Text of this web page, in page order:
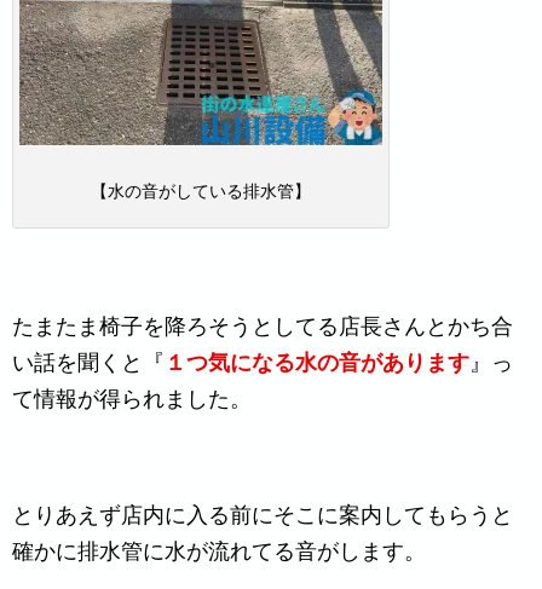
【水の音がしている排水管】
たまたま椅子を降ろそうとしてる店長さんとかち合
い話を聞くと『 １つ気になる水の音があります 』っ
て情報が得られました。
とりあえず店内に入る前にそこに案内してもらうと
確かに排水管に水が流れてる音がします。